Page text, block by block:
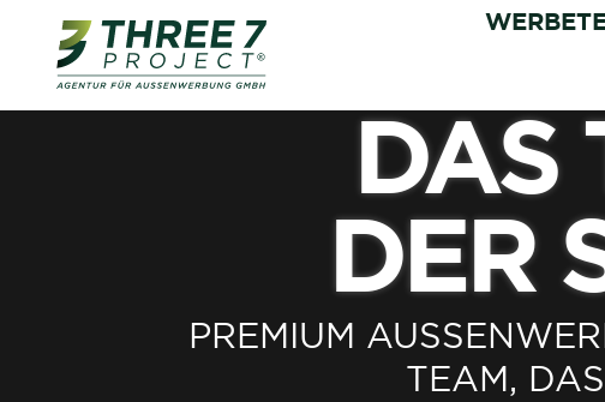
DAS
DER
PREMIUM
EAM, DAS